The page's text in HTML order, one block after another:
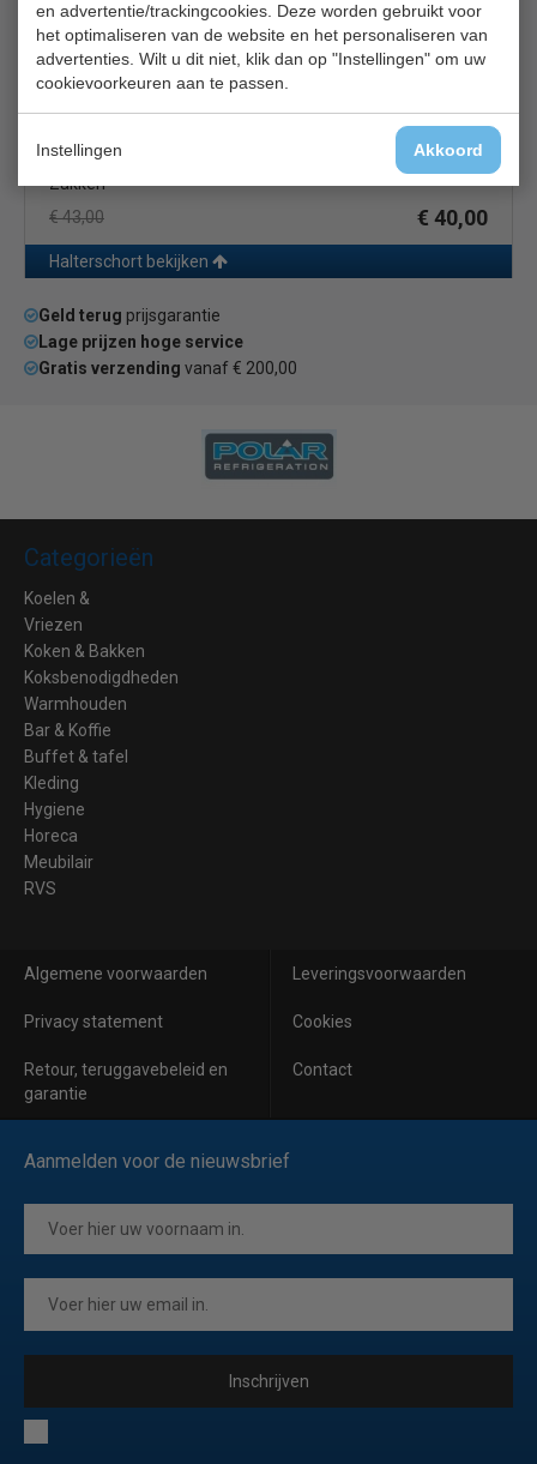
en advertentie/trackingcookies. Deze worden gebruikt voor
het optimaliseren van de website en het personaliseren van
advertenties. Wilt u dit niet, klik dan op "Instellingen" om uw
cookievoorkeuren aan te passen.
Instellingen Akkoord
Urban Halterschort | Lengte 86 cm | Kleur Indigo | Met 4
Zakken
€ 43,00
€ 40,00
Halterschort bekijken
Geld terug prijsgarantie
Lage prijzen hoge service
Gratis verzending vanaf € 200,00
Categorieën
Koelen &
Vriezen
Koken & Bakken
Koksbenodigdheden
Warmhouden
Bar & Koffie
Buffet & tafel
Kleding
Hygiene
Horeca
Meubilair
RVS
Algemene voorwaarden Leveringsvoorwaarden
Privacy statement Cookies
Retour, teruggavebeleid en
garantie
Contact
Aanmelden voor de nieuwsbrief
Inschrijven